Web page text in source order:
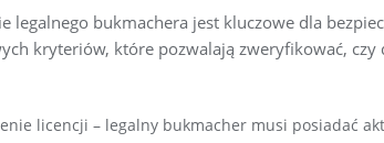
legalnego bukmachera jest kluczowe dla
kryteriów, które pozwalają zweryfikować, czy
licencji – legalny bukmacher musi posiadać